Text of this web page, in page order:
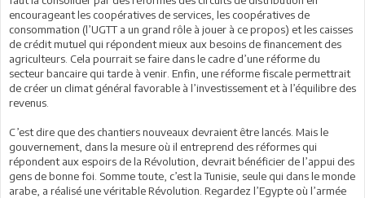
encourageant les coopératives de services, les coopératives de
consommation (l’UGTT a un grand rôle à jouer à ce propos) et les caisses
de crédit mutuel qui répondent mieux aux besoins de financement des
agriculteurs. Cela pourrait se faire dans le cadre d’une réforme du
secteur bancaire qui tarde à venir. Enfin, une réforme fiscale permettrait
de créer un climat général favorable à l’investissement et à l’équilibre des
revenus.
C’est dire que des chantiers nouveaux devraient être lancés. Mais le
gouvernement, dans la mesure où il entreprend des réformes qui
répondent aux espoirs de la Révolution, devrait bénéficier de l’appui des
gens de bonne foi. Somme toute, c’est la Tunisie, seule qui dans le monde
arabe, a réalisé une véritable Révolution. Regardez l’Egypte où l’armée